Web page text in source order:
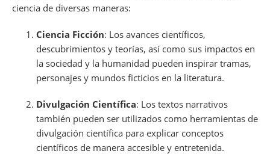
ciencia de diversas maneras:
Ciencia Ficción: Los avances científicos,
descubrimientos y teorías, así como sus impactos en
la sociedad y la humanidad pueden inspirar tramas,
personajes y mundos ficticios en la literatura.
Divulgación Científica: Los textos narrativos
también pueden ser utilizados como herramientas de
divulgación científica para explicar conceptos
científicos de manera accesible y entretenida.